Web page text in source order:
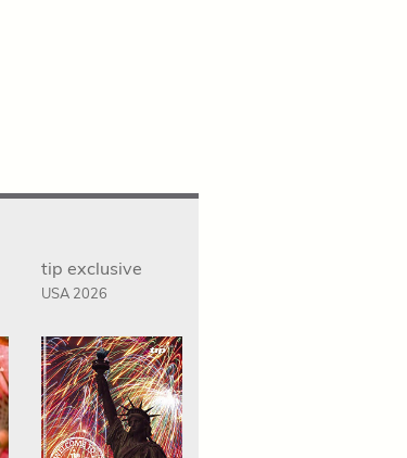
tip exclusive
USA 2026